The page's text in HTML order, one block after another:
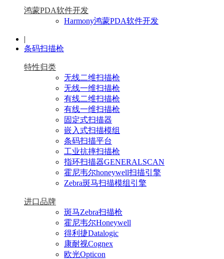
鸿蒙PDA软件开发
Harmony鸿蒙PDA软件开发
|
条码扫描枪
特性归类
无线二维扫描枪
无线一维扫描枪
有线二维扫描枪
有线一维扫描枪
固定式扫描器
嵌入式扫描模组
条码扫描平台
工业抗摔扫描枪
指环扫描器GENERALSCAN
霍尼韦尔honeywell扫描引擎
Zebra斑马扫描模组引擎
进口品牌
斑马Zebra扫描枪
霍尼韦尔Honeywell
得利捷Datalogic
康耐视Cognex
欧光Opticon